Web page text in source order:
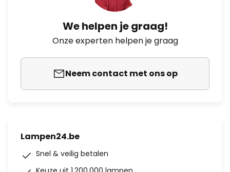
We helpen je graag!
Onze experten helpen je graag
Neem contact met ons op
Lampen24.be
Snel & veilig betalen